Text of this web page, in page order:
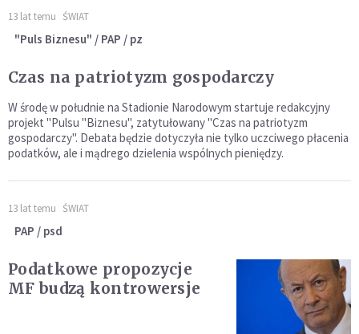
13 lat temu ŚWIAT
"Puls Biznesu" / PAP / pz
Czas na patriotyzm gospodarczy
W środę w południe na Stadionie Narodowym startuje redakcyjny
projekt "Pulsu "Biznesu", zatytułowany "Czas na patriotyzm
gospodarczy". Debata będzie dotyczyła nie tylko uczciwego płacenia
podatków, ale i mądrego dzielenia wspólnych pieniędzy.
13 lat temu ŚWIAT
PAP / psd
Podatkowe propozycje
MF budzą kontrowersje